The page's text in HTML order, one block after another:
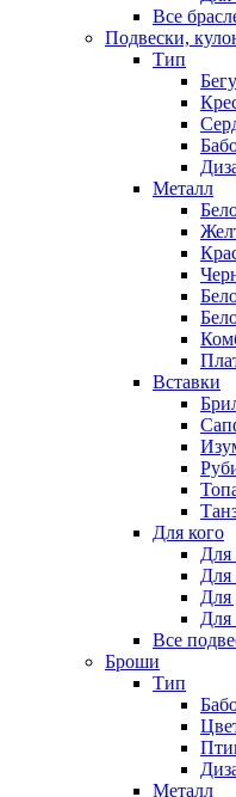
Все
Подвески,
Тип
Металл
Вставки
Для кого
Для
Все
Броши
Тип
Металл